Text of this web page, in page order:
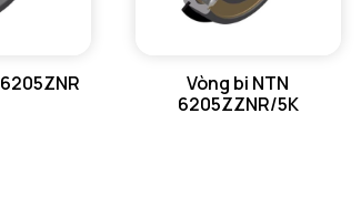
Vòng bi NTN
6205ZZNR/5K